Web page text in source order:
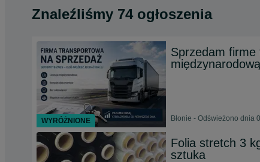
Znaleźliśmy 74 ogłoszenia
Sprzedam
międzynarodową
Błonie - Odświeżono dnia
Folia stretch 3
sztuka
WYRÓŻNIONE